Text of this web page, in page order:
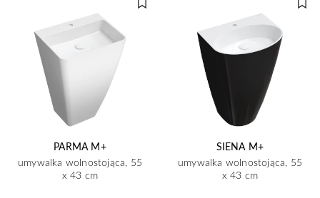
PARMA M+
umywalka wolnostojąca, 55
x 43 cm
SIENA M+
umywalka wolnostojąca, 55
x 43 cm